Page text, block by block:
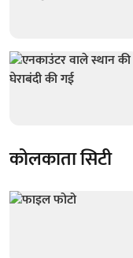
कोलकाता सिटी